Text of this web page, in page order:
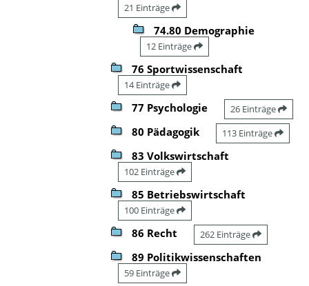
21 Einträge
74.80 Demographie
12 Einträge
76 Sportwissenschaft
14 Einträge
77 Psychologie 26 Einträge
80 Pädagogik 113 Einträge
83 Volkswirtschaft
102 Einträge
85 Betriebswirtschaft
100 Einträge
86 Recht 262 Einträge
89 Politikwissenschaften
59 Einträge